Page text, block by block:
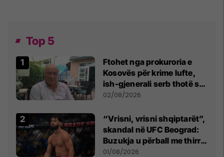
Top 5
Ftohet nga prokuroria e
Kosovës për krime lufte,
ish-gjenerali serb thotë se
dikush e tradhtoi në
02/08/2026
“Vrisni, vrisni shqiptarët”,
skandal në UFC Beograd:
Buzukja u përball me thirrje
anti-shqiptare nga
01/08/2026